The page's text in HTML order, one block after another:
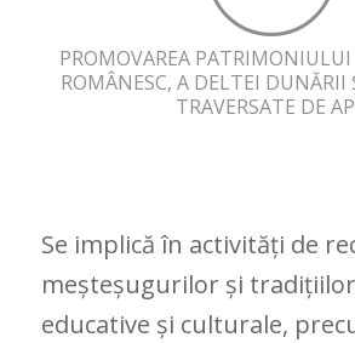
PROMOVAREA PATRIMONIULUI
ROMÂNESC, A DELTEI DUNĂRII
TRAVERSATE DE
Se implică în activități de
meșteșugurilor și
educative și culturale,